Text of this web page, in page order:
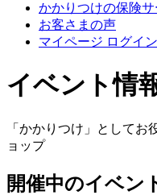
かかりつけの保険サ
お客さまの声
マイページ ログイン
イベント情
「かかりつけ」として
ョップ
開催中のイベン